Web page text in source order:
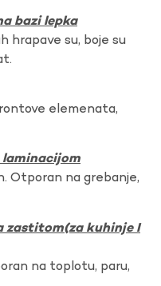
bazi lepka
hrapave su, boje su
elemenata,
laminacijom
Otporan na grebanje,
zastitom(za kuhinje I
na toplotu, paru,